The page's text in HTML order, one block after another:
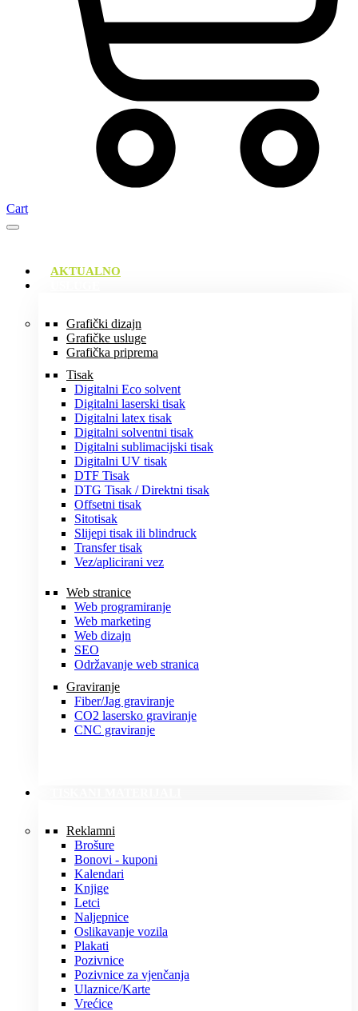
Cart
AKTUALNO
Grafički dizajn
Grafičke usluge
Grafička priprema
Tisak
Digitalni Eco solvent
Digitalni laserski tisak
Digitalni latex tisak
Digitalni solventni tisak
Digitalni sublimacijski tisak
Digitalni UV tisak
DTF Tisak
DTG Tisak / Direktni tisak
Offsetni tisak
Sitotisak
Slijepi tisak ili blindruck
Transfer tisak
Vez/aplicirani vez
Web stranice
Web programiranje
Web marketing
Web dizajn
SEO
Održavanje web stranica
Graviranje
Fiber/Jag graviranje
CO2 lasersko graviranje
CNC graviranje
Reklamni
Brošure
Bonovi - kuponi
Kalendari
Knjige
Letci
Naljepnice
Oslikavanje vozila
Plakati
Pozivnice
Pozivnice za vjenčanja
Ulaznice/Karte
Vrećice